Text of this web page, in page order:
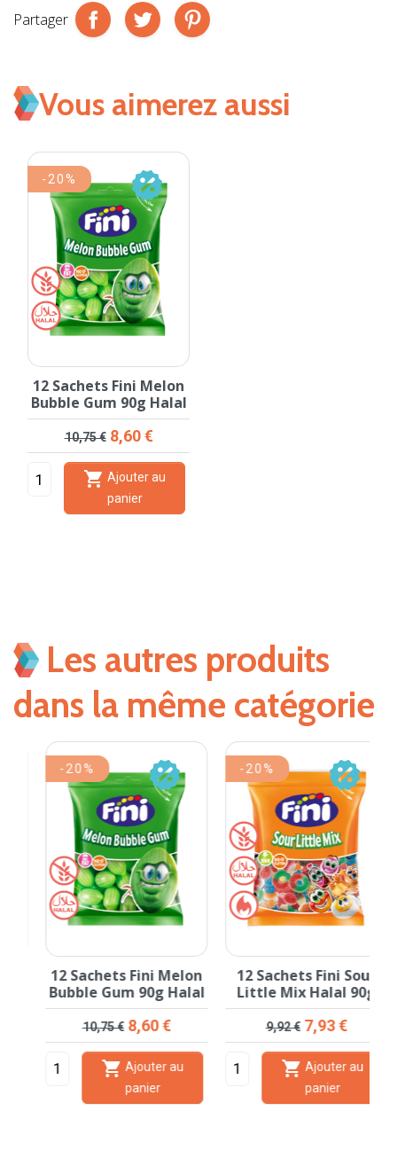
Partager
Vous aimerez aussi
12 Sachets Fini Melon
Bubble Gum 90g Halal
Prix de base
10,75 € Prix
8,60 €
 Ajouter au
panier
-20%
Les autres produits
dans la même catégorie
12 Sachets Fini Melon
Bubble Gum 90g Halal
Prix de base
10,75 €Prix
8,60 €
Ajouter au
panier
-20%
12 Sachets Fini Sour
Little Mix Halal 90g
Prix de base
9,92 €Prix
7,93 €
Ajouter au
panier
-20%